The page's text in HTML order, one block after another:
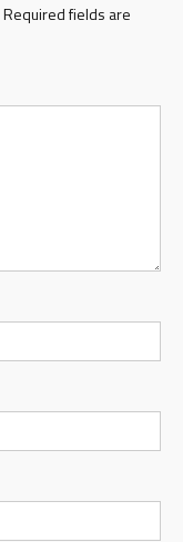
Required fields are